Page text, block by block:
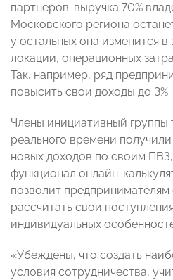
партнеров: выручка 70%
Московского региона
у остальных она изменится
локации, операционных
Так, например, ряд
повысить свои доходы до 3%.
Члены инициативный
реального времени
новых доходов по своим
функционал онлайн-
позволит предпринимателям
рассчитать свои
индивидуальных
«Убеждены, что создать
условия сотрудничества,